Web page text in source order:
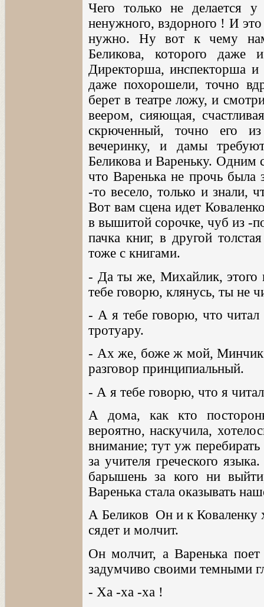
Чего только не делается
ненужного, вздорного ! И
нужно. Ну вот к чему нам
Беликова, которого даже
Директорша, инспекторша
даже похорошели, точно
берет в театре ложу, и
веером, сияющая,
скрюченный, точно его
вечеринку, и дамы
Беликова и Вареньку. Одним
что Варенька не прочь
-то весело, только и знали,
Вот вам сцена идет
в вышитой сорочке, чуб из -
пачка книг, в другой
тоже с книгами.
- Да ты же, Михайлик, этого
тебе говорю, клянусь, ты не
- А я тебе говорю, что
тротуару.
- Ах же, боже ж мой, Минчик
разговор принципиальный.
- А я тебе говорю, что я
А дома, как кто
вероятно, наскучила,
внимание; тут уж
за учителя греческого
барышень за кого ни
Варенька стала оказывать
А Беликов Он и к Коваленку
сядет и молчит.
Он молчит, а Варенька
задумчиво своими темными
- Ха -ха -ха !